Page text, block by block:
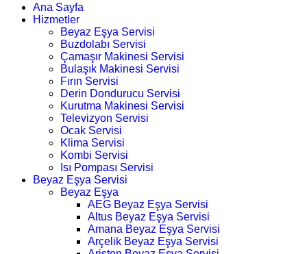
Ana Sayfa
Hizmetler
Beyaz Eşya Servisi
Buzdolabı Servisi
Çamaşır Makinesi Servisi
Bulaşık Makinesi Servisi
Fırın Servisi
Derin Dondurucu Servisi
Kurutma Makinesi Servisi
Televizyon Servisi
Ocak Servisi
Klima Servisi
Kombi Servisi
Isı Pompası Servisi
Beyaz Eşya Servisi
Beyaz Eşya
AEG Beyaz Eşya Servisi
Altus Beyaz Eşya Servisi
Amana Beyaz Eşya Servisi
Arçelik Beyaz Eşya Servisi